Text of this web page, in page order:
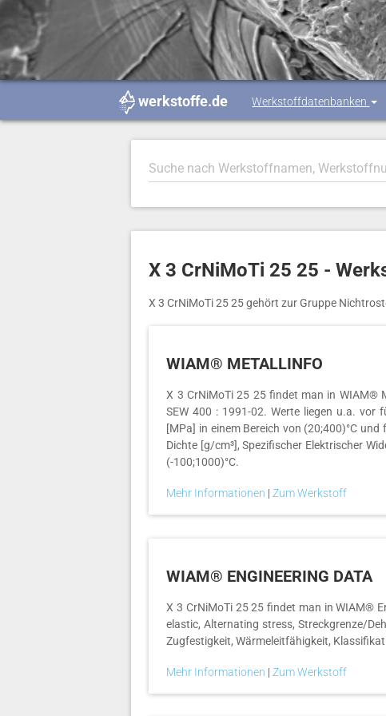
werkstoffe.de Werkstoffdatenbanken
X 3 CrNiMoTi 25 25 -
X 3 CrNiMoTi 25 25 gehört zur Gruppe
WIAM® METALLINFO
X 3 CrNiMoTi 25 25 findet man in WIAM®
SEW 400 : 1991-02. Werte liegen u.a. vor
[MPa] in einem Bereich von (20;400)°C
Dichte [g/cm³], Spezifischer Elektrischer
(-100;1000)°C.
Mehr Informationen | Zum Werkstoff
WIAM® ENGINEERING DATA
X 3 CrNiMoTi 25 25 findet man in WIAM®
elastic, Alternating stress, Streckgrenze/
Zugfestigkeit, Wärmeleitfähigkeit,
Mehr Informationen | Zum Werkstoff